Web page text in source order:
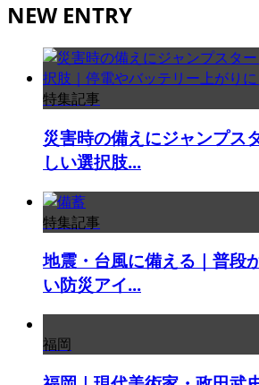
NEW ENTRY
特集記事
災害時の備えにジャンプス
しい選択肢...
特集記事
地震・台風に備える｜普段
い防災アイ...
福岡